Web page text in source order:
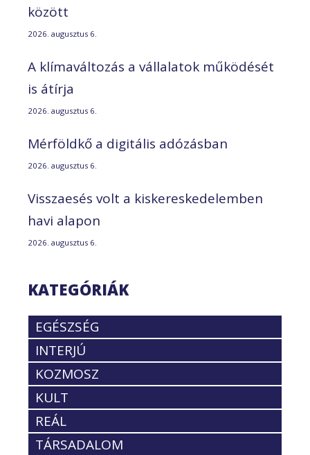
között
2026. augusztus 6.
A klímaváltozás a vállalatok működését
is átírja
2026. augusztus 6.
Mérföldkő a digitális adózásban
2026. augusztus 6.
Visszaesés volt a kiskereskedelemben
havi alapon
2026. augusztus 6.
KATEGÓRIÁK
EGÉSZSÉG
INTERJÚ
KOZMOSZ
KULT
REÁL
TÁRSADALOM